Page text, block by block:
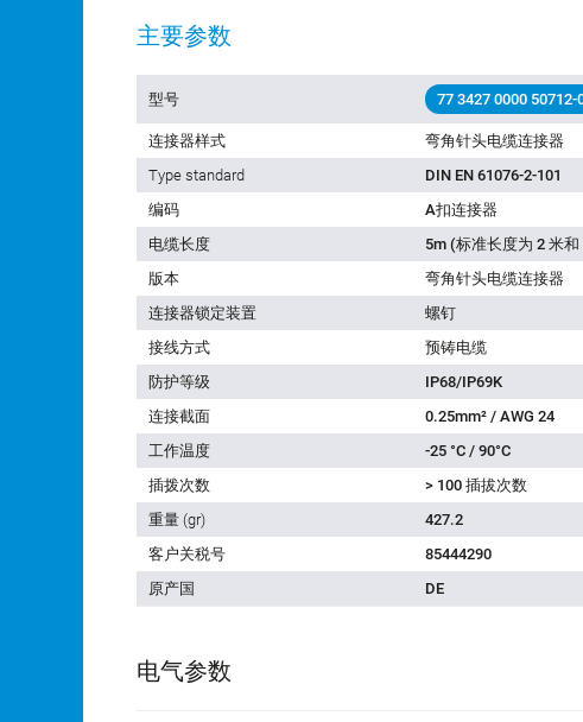
主要参数
型号 77 3427 0000 50712-
连接器样式
弯角针头电缆连接器
Type standard
DIN EN 61076-2-101
编码
A扣连接器
电缆长度
5m (标准长度为 2 米
版本
弯角针头电缆连接器
连接器锁定装置
螺钉
接线方式
预铸电缆
防护等级
IP68/IP69K
连接截面
0.25mm² / AWG 24
工作温度
-25 °C / 90°C
插拨次数
> 100 插拔次数
重量 (gr)
427.2
客户关税号
85444290
原产国
DE
电气参数